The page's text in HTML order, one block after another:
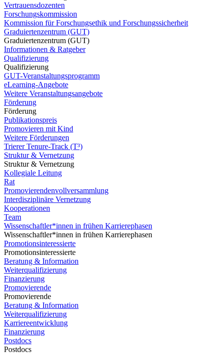
Vertrauensdozenten
Forschungskommission
Kommission für Forschungsethik und Forschungssicherheit
Graduiertenzentrum (GUT)
Graduiertenzentrum (GUT)
Informationen & Ratgeber
Qualifizierung
Qualifizierung
GUT-Veranstaltungsprogramm
eLearning-Angebote
Weitere Veranstaltungsangebote
Förderung
Förderung
Publikationspreis
Promovieren mit Kind
Weitere Förderungen
Trierer Tenure-Track (T³)
Struktur & Vernetzung
Struktur & Vernetzung
Kollegiale Leitung
Rat
Promovierendenvollversammlung
Interdisziplinäre Vernetzung
Kooperationen
Team
Wissenschaftler*innen in frühen Karrierephasen
Wissenschaftler*innen in frühen Karrierephasen
Promotionsinteressierte
Promotionsinteressierte
Beratung & Information
Weiterqualifizierung
Finanzierung
Promovierende
Promovierende
Beratung & Information
Weiterqualifizierung
Karriereentwicklung
Finanzierung
Postdocs
Postdocs